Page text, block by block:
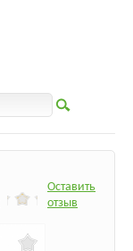
Оставить
отзыв